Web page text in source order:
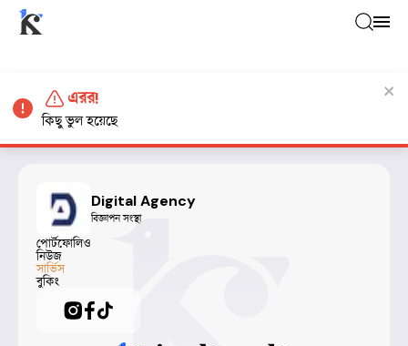
Digital Agency
বিজ্ঞাপন সংস্থা
পোর্টফোলিও
নিউজ
সার্ভিস
বুকিং
এরর!
কিছু ভুল হয়েছে